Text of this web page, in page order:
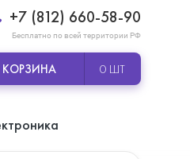
+7 (812) 660-58-90
Бесплатно по всей территории РФ
КОРЗИНА 0 ШТ